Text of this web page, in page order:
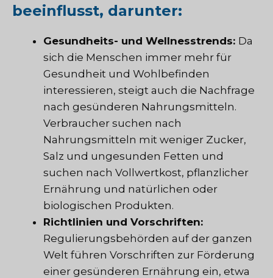
beeinflusst, darunter:
Gesundheits- und Wellnesstrends: Da
sich die Menschen immer mehr für
Gesundheit und Wohlbefinden
interessieren, steigt auch die Nachfrage
nach gesünderen Nahrungsmitteln.
Verbraucher suchen nach
Nahrungsmitteln mit weniger Zucker,
Salz und ungesunden Fetten und
suchen nach Vollwertkost, pflanzlicher
Ernährung und natürlichen oder
biologischen Produkten.
Richtlinien und Vorschriften:
Regulierungsbehörden auf der ganzen
Welt führen Vorschriften zur Förderung
einer gesünderen Ernährung ein, etwa